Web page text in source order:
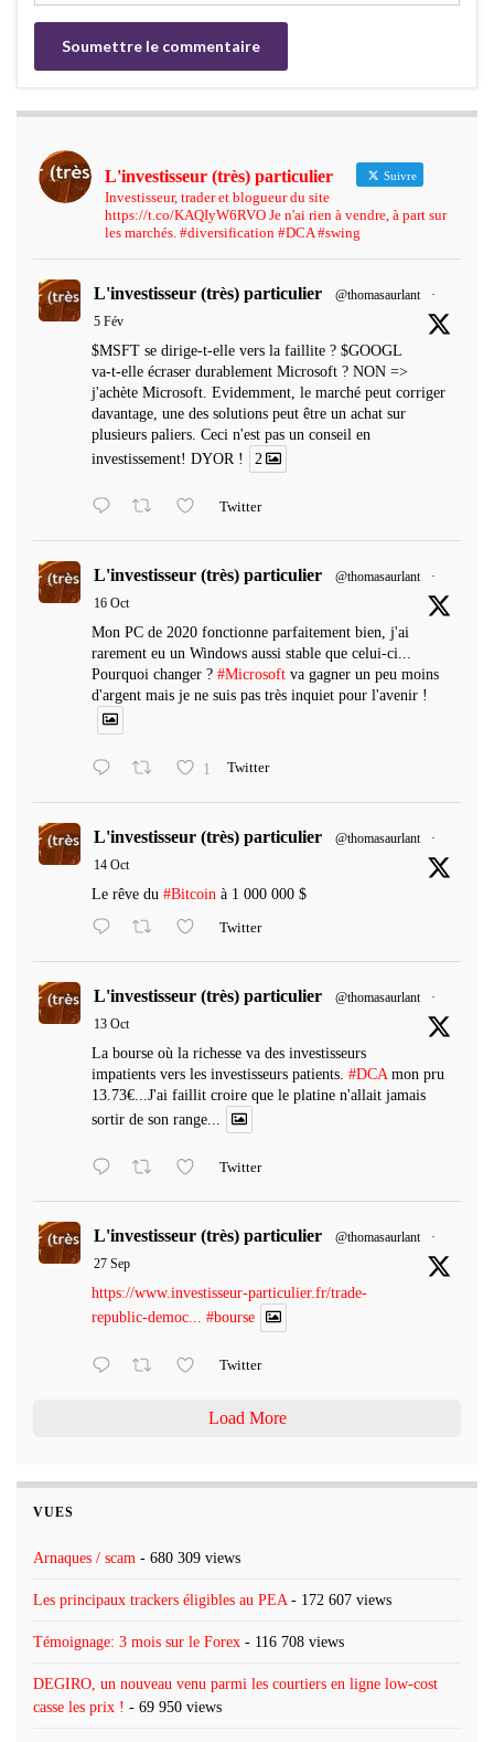
L'investisseur (très) particulier Suivre
Investisseur, trader et blogueur du site
https://t.co/KAQIyW6RVO Je n'ai rien à vendre, à part sur
les marchés. #diversification #DCA #swing
L'investisseur (très) particulier @thomasaurlant
·
5 Fév
$MSFT se dirige-t-elle vers la faillite ? $GOOGL
va-t-elle écraser durablement Microsoft ? NON =>
j'achète Microsoft. Evidemment, le marché peut corriger
davantage, une des solutions peut être un achat sur
plusieurs paliers. Ceci n'est pas un conseil en
investissement! DYOR !
2
Twitter
L'investisseur (très) particulier @thomasaurlant
·
16 Oct
Mon PC de 2020 fonctionne parfaitement bien, j'ai
rarement eu un Windows aussi stable que celui-ci...
Pourquoi changer ? #Microsoft va gagner un peu moins
d'argent mais je ne suis pas très inquiet pour l'avenir !
1 Twitter
L'investisseur (très) particulier @thomasaurlant
·
14 Oct
Le rêve du #Bitcoin à 1 000 000 $
Twitter
L'investisseur (très) particulier @thomasaurlant
·
13 Oct
La bourse où la richesse va des investisseurs
impatients vers les investisseurs patients. #DCA mon pru
13.73€...J'ai faillit croire que le platine n'allait jamais
sortir de son range...
Twitter
L'investisseur (très) particulier @thomasaurlant
·
27 Sep
https://www.investisseur-particulier.fr/trade-
republic-democ... #bourse
Twitter
Load More
VUES
Arnaques / scam - 680 309 views
Les principaux trackers éligibles au PEA - 172 607 views
Témoignage: 3 mois sur le Forex - 116 708 views
DEGIRO, un nouveau venu parmi les courtiers en ligne low-cost
casse les prix ! - 69 950 views